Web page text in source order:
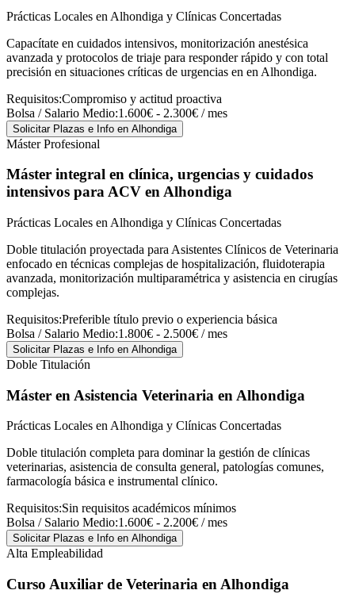
Prácticas Locales en Alhondiga y Clínicas Concertadas
Capacítate en cuidados intensivos, monitorización anestésica
avanzada y protocolos de triaje para responder rápido y con total
precisión en situaciones críticas de urgencias en en Alhondiga.
Requisitos:Compromiso y actitud proactiva
Bolsa / Salario Medio:1.600€ - 2.300€ / mes
Solicitar Plazas e Info en Alhondiga
Máster Profesional
Máster integral en clínica, urgencias y cuidados
intensivos para ACV en Alhondiga
Prácticas Locales en Alhondiga y Clínicas Concertadas
Doble titulación proyectada para Asistentes Clínicos de Veterinaria
enfocado en técnicas complejas de hospitalización, fluidoterapia
avanzada, monitorización multiparamétrica y asistencia en cirugías
complejas.
Requisitos:Preferible título previo o experiencia básica
Bolsa / Salario Medio:1.800€ - 2.500€ / mes
Solicitar Plazas e Info en Alhondiga
Doble Titulación
Máster en Asistencia Veterinaria en Alhondiga
Prácticas Locales en Alhondiga y Clínicas Concertadas
Doble titulación completa para dominar la gestión de clínicas
veterinarias, asistencia de consulta general, patologías comunes,
farmacología básica e instrumental clínico.
Requisitos:Sin requisitos académicos mínimos
Bolsa / Salario Medio:1.600€ - 2.200€ / mes
Solicitar Plazas e Info en Alhondiga
Alta Empleabilidad
Curso Auxiliar de Veterinaria en Alhondiga